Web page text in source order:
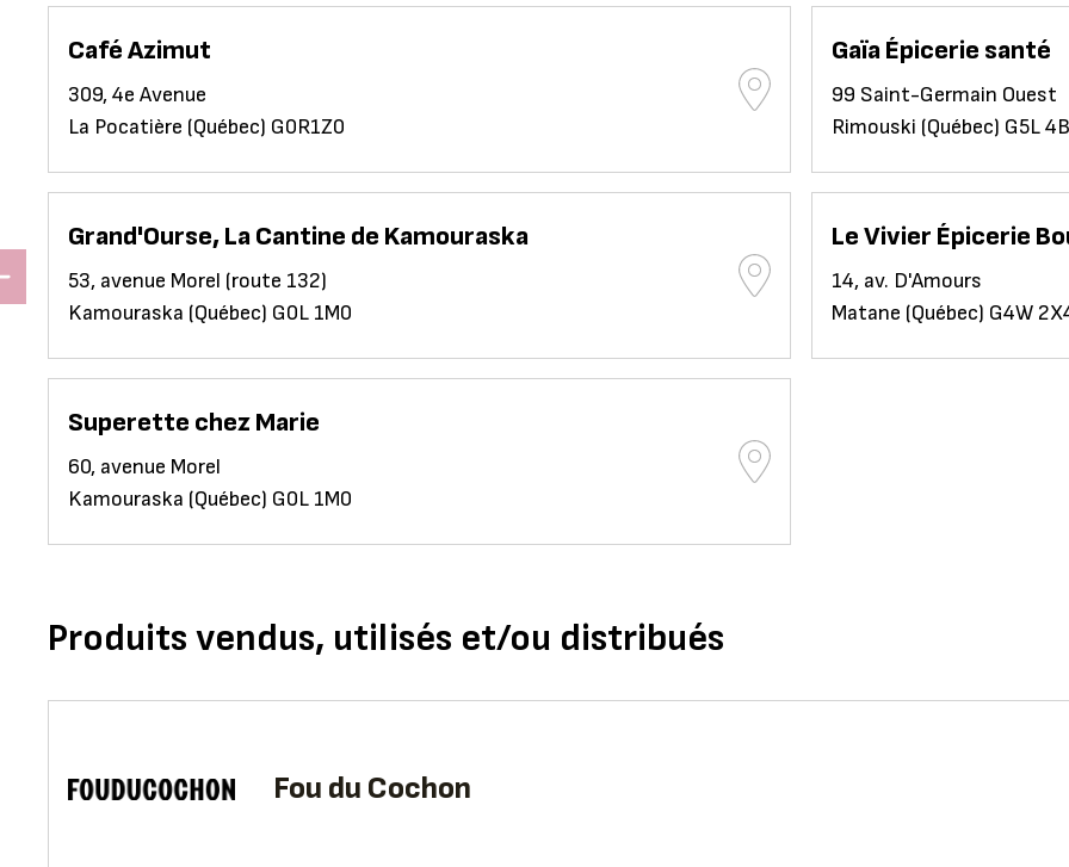
Café Azimut
309, 4e Avenue
La Pocatière (Québec) G0R1Z0
Gaïa Épicerie santé
99 Saint-Germain Ouest
Rimouski (Québec) G5L
Grand'Ourse, La Cantine de Kamouraska
53, avenue Morel (route 132)
Kamouraska (Québec) G0L 1M0
Le Vivier Épicerie
14, av. D'Amours
Matane (Québec) G4W
Superette chez Marie
60, avenue Morel
Kamouraska (Québec) G0L 1M0
Produits vendus, utilisés et/ou distribués
Fou du Cochon